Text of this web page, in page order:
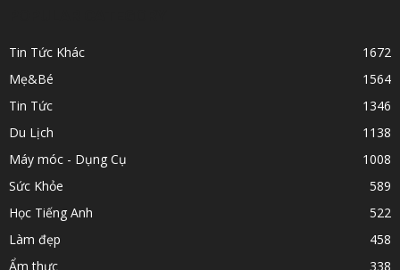
Tin Tức Khác
1672
Mẹ&Bé
1564
Tin Tức
1346
Du Lịch
1138
Máy móc - Dụng Cụ
1008
Sức Khỏe
589
Học Tiếng Anh
522
Làm đẹp
458
Ẩm thực
338